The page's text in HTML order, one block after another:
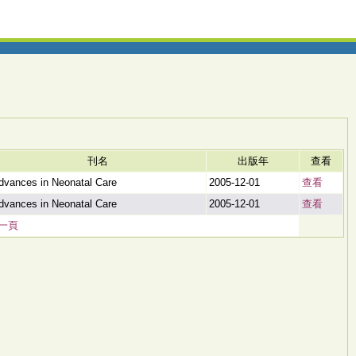
刊名 出版年
查看
in Neonatal Care 2005-12-01
查看
in Neonatal Care 2005-12-01
查看
頁